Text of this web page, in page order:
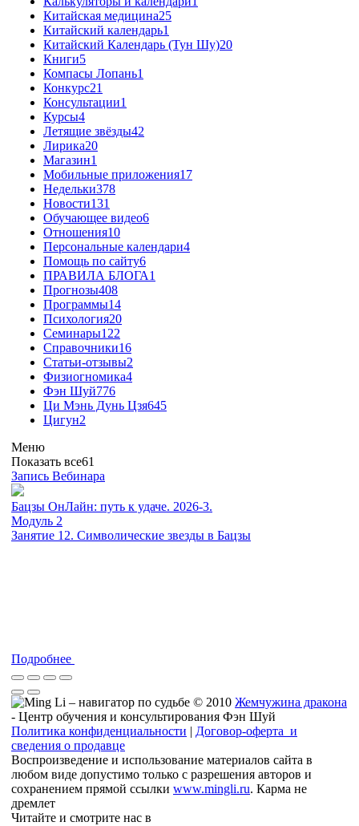
Китайская медицина25
Китайский календарь1
Китайский Календарь (Тун Шу)20
Книги5
Компасы Лопань1
Конкурс21
Консультации1
Курсы4
Летящие звёзды42
Лирика20
Магазин1
Мобильные приложения17
Недельки378
Новости131
Обучающее видео6
Отношения10
Персональные календари4
Помощь по сайту6
ПРАВИЛА БЛОГА1
Прогнозы408
Программы14
Психология20
Семинары122
Справочники16
Статьи-отзывы2
Физиогномика4
Фэн Шуй776
Ци Мэнь Дунь Цзя645
Цигун2
Меню
Показать все61
Запись Вебинара
Бацзы ОнЛайн: путь к удаче. 2026-3.
Модуль 2
Занятие 12. Символические звезды в Бацзы
Подробнее
© 2010 Жемчужина дракона
- Центр обучения и консультирования Фэн Шуй
Политика конфиденциальности | Договор-оферта и
сведения о продавце
Воспроизведение и использование материалов сайта в
любом виде допустимо только с разрешения авторов и
сохранением прямой ссылки www.mingli.ru. Карма не
дремлет
Читайте и смотрите нас в